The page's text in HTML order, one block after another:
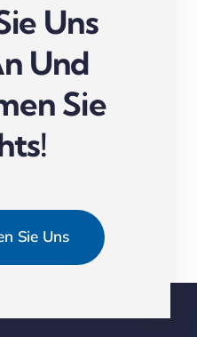
Uns
Und
Sie
Sie Uns